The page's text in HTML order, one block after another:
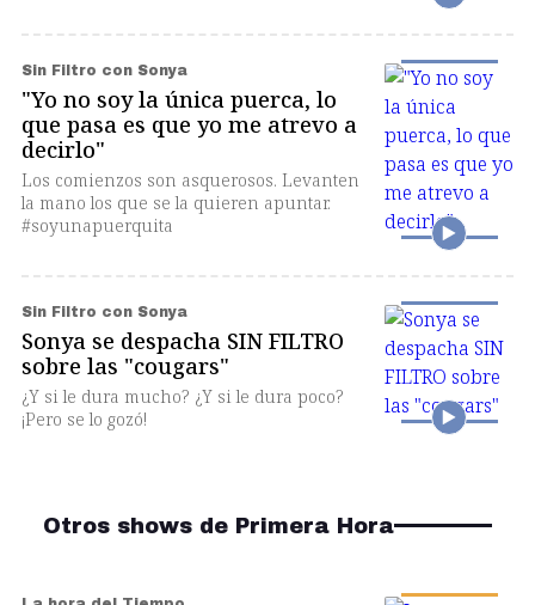
Sin Filtro con Sonya
"Yo no soy la única puerca, lo
que pasa es que yo me atrevo a
decirlo"
Los comienzos son asquerosos. Levanten
la mano los que se la quieren apuntar.
#soyunapuerquita
Sin Filtro con Sonya
Sonya se despacha SIN FILTRO
sobre las "cougars"
¿Y si le dura mucho? ¿Y si le dura poco?
¡Pero se lo gozó!
Otros shows de Primera Hora